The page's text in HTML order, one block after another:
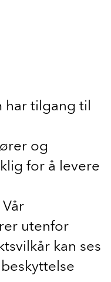
har tilgang til
og
for å levere
utenfor
kan ses